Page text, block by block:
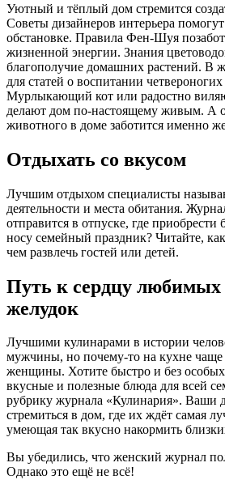
Уютный и тёплый дом стремится
Советы дизайнеров интерьера
обстановке. Правила Фен-Шуя
жизненной энергии. Знания
благополучие домашних растений. В
для статей о воспитании
Мурлыкающий кот или радостно
делают дом по-настоящему живым. А
животного в доме заботится именно
Отдыхать со вкусом
Лучшим отдыхом специалисты
деятельности и места обитания.
отправится в отпуске, где
носу семейный праздник? Читайте,
чем развлечь гостей или детей.
Путь к сердцу любимых
желудок
Лучшими кулинарами в истории
мужчины, но почему-то на кухне чаще
женщины. Хотите быстро и без особых
вкусные и полезные блюда для всей
рубрику журнала «Кулинария». Ваши
стремиться в дом, где их ждёт самая
умеющая так вкусно накормить
Вы убедились, что женский журнал
Однако это ещё не всё!